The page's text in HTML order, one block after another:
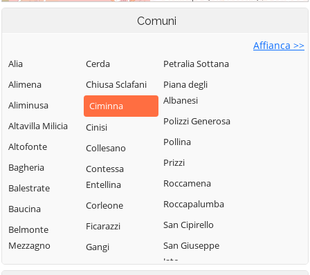
Comuni
Affianca >>
Alia
Alimena
Aliminusa
Altavilla Milicia
Altofonte
Bagheria
Balestrate
Baucina
Belmonte
Mezzagno
Bisacquino
Cerda
Chiusa Sclafani
Ciminna
Cinisi
Collesano
Contessa
Entellina
Corleone
Ficarazzi
Gangi
Geraci Siculo
Petralia Sottana
Piana degli
Albanesi
Polizzi Generosa
Pollina
Prizzi
Roccamena
Roccapalumba
San Cipirello
San Giuseppe
Jato